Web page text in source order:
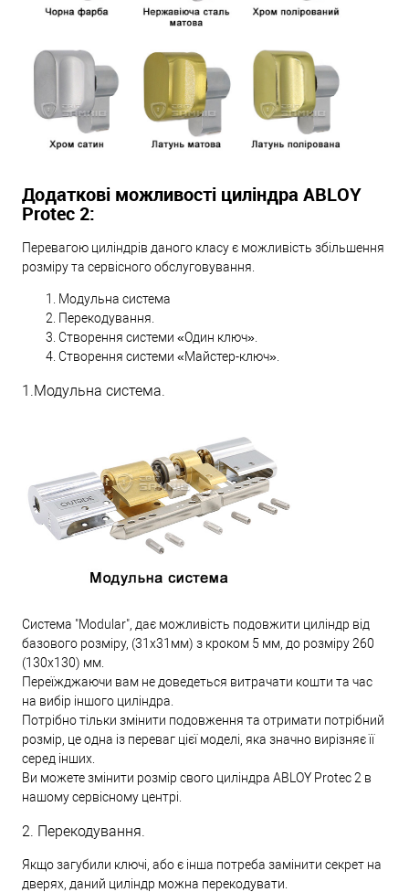
Додаткові можливості циліндра ABLOY
Protec 2:
Перевагою циліндрів даного класу є можливість збільшення
розміру та сервісного обслуговування.
Модульна система
Перекодування.
Створення системи «Один ключ».
Створення системи «Майстер-ключ».
1.Модульна система.
Система "Modular", дає можливість подовжити циліндр від
базового розміру, (31х31мм) з кроком 5 мм, до розміру 260
(130х130) мм.
Переїжджаючи вам не доведеться витрачати кошти та час
на вибір іншого циліндра.
Потрібно тільки змінити подовження та отримати потрібний
розмір, це одна із переваг цієї моделі, яка значно вирізняє її
серед інших.
Ви можете змінити розмір свого циліндра ABLOY Protec 2 в
нашому сервісному центрі.
2. Перекодування.
Якщо загубили ключі, або є інша потреба замінити секрет на
дверях, даний циліндр можна перекодувати.